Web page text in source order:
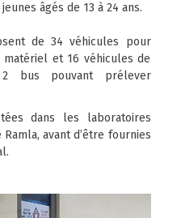
âgés de 13 à 24 ans.
de 34 véhicules pour
et 16 véhicules de
bus pouvant prélever
dans les laboratoires
avant d’être fournies